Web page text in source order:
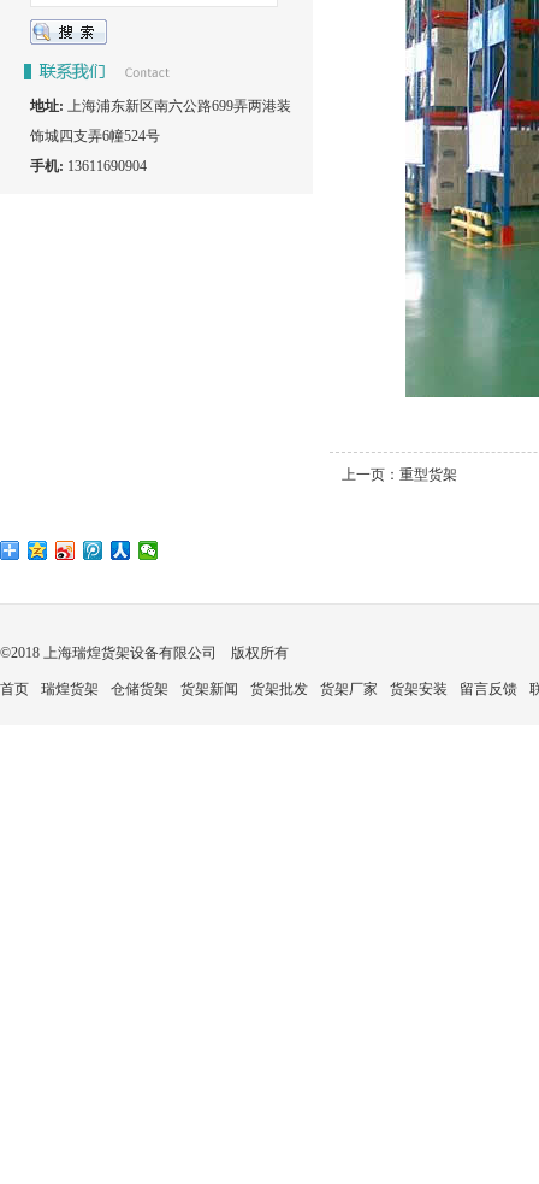
地址: 上海浦东新区南六公路699弄两港装
饰城四支弄6幢524号
手机: 13611690904
上一页： 重型货架
©2018 上海瑞煌货架设备有限公司 版权所有
首页 瑞煌货架 仓储货架 货架新闻 货架批发 货架厂家 货架安装 留言反馈